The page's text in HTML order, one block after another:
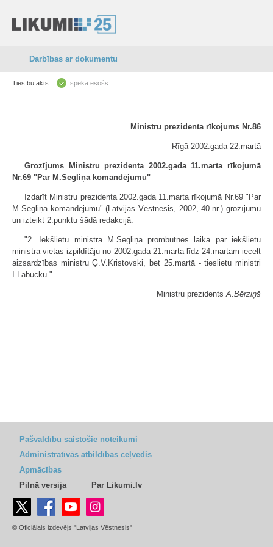
Darbības ar dokumentu
Tiesību akts: spēkā esošs
Ministru prezidenta rīkojums Nr.86
Rīgā 2002.gada 22.martā
Grozījums Ministru prezidenta 2002.gada 11.marta rīkojumā
Nr.69 "Par M.Segliņa komandējumu"
Izdarīt Ministru prezidenta 2002.gada 11.marta rīkojumā Nr.69 "Par
M.Segliņa komandējumu" (Latvijas Vēstnesis, 2002, 40.nr.) grozījumu
un izteikt 2.punktu šādā redakcijā:
"2. Iekšlietu ministra M.Segliņa prombūtnes laikā par iekšlietu
ministra vietas izpildītāju no 2002.gada 21.marta līdz 24.martam iecelt
aizsardzības ministru Ģ.V.Kristovski, bet 25.martā - tieslietu ministri
I.Labucku."
Ministru prezidentsA.Bērziņš
Pašvaldību saistošie noteikumi
Administratīvās atbildības ceļvedis
Apmācības
Pilnā versija
Par Likumi.lv
© Oficiālais izdevējs "Latvijas Vēstnesis"